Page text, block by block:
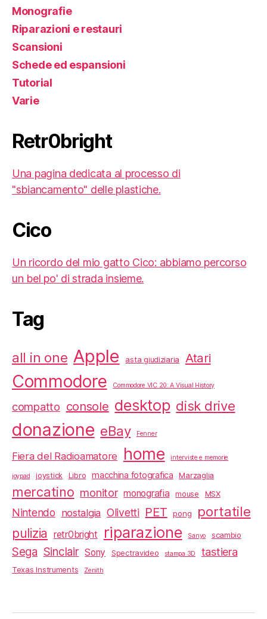
Monografie
Riparazioni e restauri
Scansioni
Schede ed espansioni
Tutorial
Varie
Retr0bright
Una pagina dedicata al processo di
"sbiancamento" delle plastiche.
Cico
Un ricordo del mio gatto Cico: abbiamo percorso
un bel po' di strada insieme.
Tag
all in one Apple asta giudiziaria Atari
Commodore Commodore VIC 20: A Visual History
compatto console desktop disk drive
donazione eBay Fenner
Fiera del Radioamatore home interviste e memorie
joypad joystick Libro macchina fotografica Marzaglia
mercatino monitor monografia mouse MSX
Nintendo nostalgia Olivetti PET pong portatile
pulizia retr0bright riparazione Sanyo scambio
Sega Sinclair Sony Spectravideo stampa 3D tastiera
Texas Instruments Zenith